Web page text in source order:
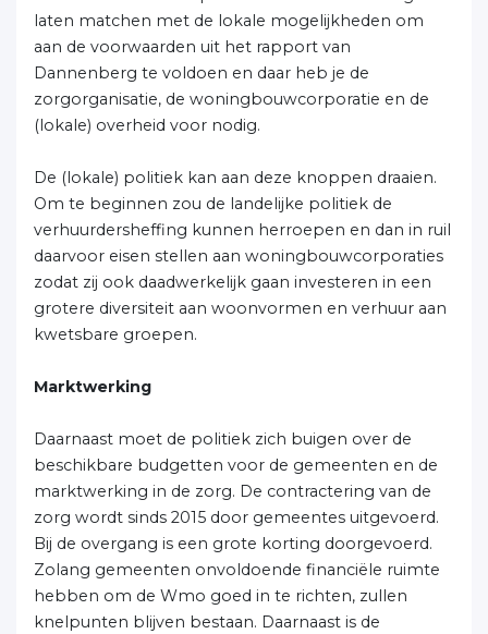
laten matchen met de lokale mogelijkheden om
aan de voorwaarden uit het rapport van
Dannenberg te voldoen en daar heb je de
zorgorganisatie, de woningbouwcorporatie en de
(lokale) overheid voor nodig.
De (lokale) politiek kan aan deze knoppen draaien.
Om te beginnen zou de landelijke politiek de
verhuurdersheffing kunnen herroepen en dan in ruil
daarvoor eisen stellen aan woningbouwcorporaties
zodat zij ook daadwerkelijk gaan investeren in een
grotere diversiteit aan woonvormen en verhuur aan
kwetsbare groepen.
Marktwerking
Daarnaast moet de politiek zich buigen over de
beschikbare budgetten voor de gemeenten en de
marktwerking in de zorg. De contractering van de
zorg wordt sinds 2015 door gemeentes uitgevoerd.
Bij de overgang is een grote korting doorgevoerd.
Zolang gemeenten onvoldoende financiële ruimte
hebben om de Wmo goed in te richten, zullen
knelpunten blijven bestaan. Daarnaast is de